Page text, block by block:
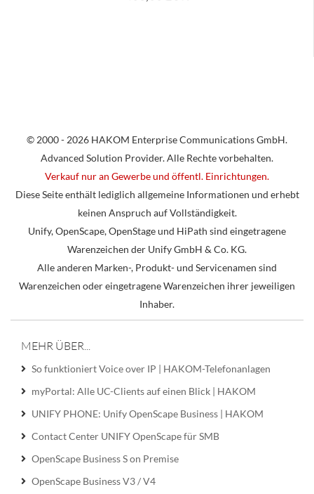
© 2000 - 2026 HAKOM Enterprise Communications GmbH.
Advanced Solution Provider. Alle Rechte vorbehalten.
Verkauf nur an Gewerbe und öffentl. Einrichtungen.
Diese Seite enthält lediglich allgemeine Informationen und erhebt
keinen Anspruch auf Vollständigkeit.
Unify, OpenScape, OpenStage und HiPath sind eingetragene
Warenzeichen der Unify GmbH & Co. KG.
Alle anderen Marken-, Produkt- und Servicenamen sind
Warenzeichen oder eingetragene Warenzeichen ihrer jeweiligen
Inhaber.
MEHR ÜBER...
So funktioniert Voice over IP | HAKOM-Telefonanlagen
myPortal: Alle UC-Clients auf einen Blick | HAKOM
UNIFY PHONE: Unify OpenScape Business | HAKOM
Contact Center UNIFY OpenScape für SMB
OpenScape Business S on Premise
OpenScape Business V3 / V4